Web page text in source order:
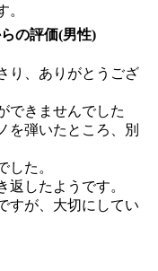
。
の評価(男性)
り、ありがとうござ
できませんでした
を弾いたところ、別
した。
返したようです。
すが、大切にしてい